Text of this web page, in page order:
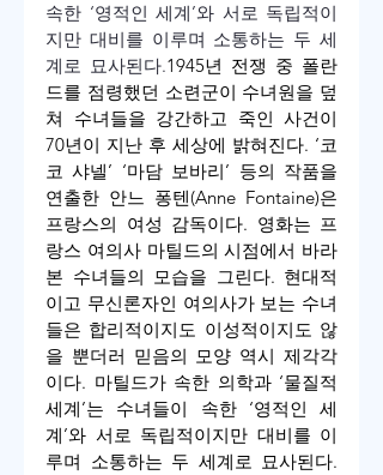
속한 ‘영적인 세계’와 서로 독립적이
지만 대비를 이루며 소통하는 두 세
계로 묘사된다.1945년 전쟁 중 폴란
드를 점령했던 소련군이 수녀원을 덮
쳐 수녀들을 강간하고 죽인 사건이
70년이 지난 후 세상에 밝혀진다. ‘코
코 샤넬’ ‘마담 보바리’ 등의 작품을
연출한 안느 퐁텐(Anne Fontaine)은
프랑스의 여성 감독이다. 영화는 프
랑스 여의사 마틸드의 시점에서 바라
본 수녀들의 모습을 그린다. 현대적
이고 무신론자인 여의사가 보는 수녀
들은 합리적이지도 이성적이지도 않
을 뿐더러 믿음의 모양 역시 제각각
이다. 마틸드가 속한 의학과 ‘물질적
세계’는 수녀들이 속한 ‘영적인 세
계’와 서로 독립적이지만 대비를 이
루며 소통하는 두 세계로 묘사된다.